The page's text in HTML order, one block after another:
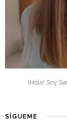
¡Hola! Soy
SÍGUEME